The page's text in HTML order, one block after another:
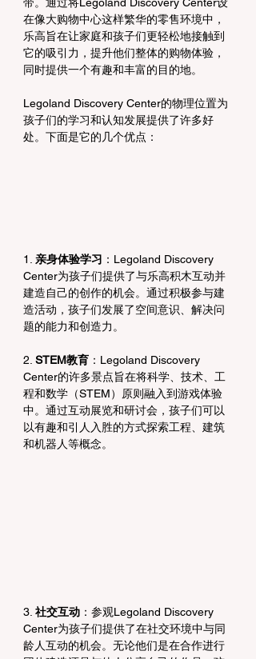
在像大购物中心这样繁华的零售环境中，
乐高旨在让家庭和孩子们更轻松地接触到
它的吸引力，提升他们整体的购物体验，
同时提供一个有趣和丰富的目的地。
Legoland Discovery Center的物理位置为
孩子们的学习和认知发展提供了许多好
处。下面是它的几个优点：
1. 亲身体验学习 ：Legoland Discovery
Center为孩子们提供了与乐高积木互动并
建造自己的创作的机会。通过积极参与建
造活动，孩子们发展了空间意识、解决问
题的能力和创造力。
2. STEM教育 ：Legoland Discovery
Center的许多景点旨在将科学、技术、工
程和数学（STEM）原则融入到游戏体验
中。通过互动展览和研讨会，孩子们可以
以有趣和引人入胜的方式探索工程、建筑
和机器人等概念。
3. 社交互动 ：参观Legoland Discovery
Center为孩子们提供了在社交环境中与同
龄人互动的机会。无论他们是在合作进行